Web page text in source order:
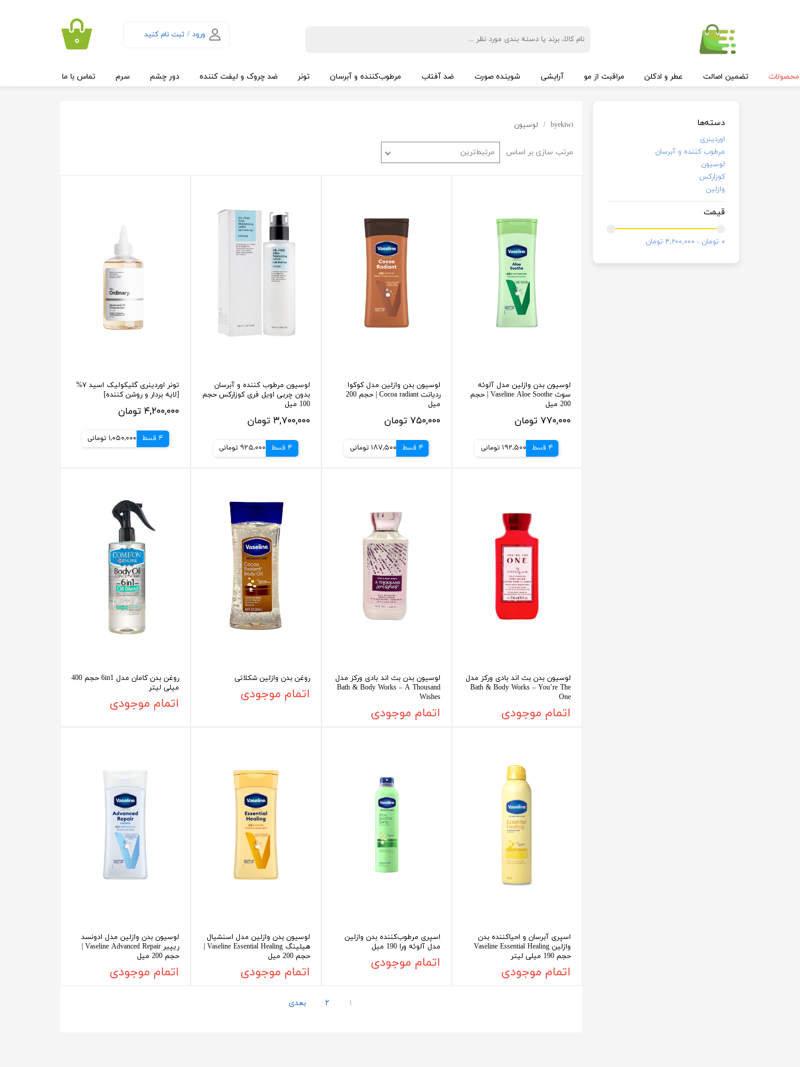
ورود / ثبت نام کنید
تغییر گذر واژه
۰
تضمین اصالت عطر و ادکلن مراقبت از مو آرایشی شوینده صورت ضد آفتاب مرطوب‌کننده و آبرسان تونر ضد چروک و لیفت کننده دور چشم سرم تماس با ما
دسته‌ها
اوردینری
مرطوب کننده و آبرسان
لوسیون
کوزارکس
وازلین
قیمت
۰ تومان - ۴,۲۰۰,۰۰۰ تومان
byekiwi لوسیون
مرتب سازی بر اساس مرتبط‌ترین
لوسیون بدن وازلین مدل آلوئه
سوث Vaseline Aloe Soothe | حجم
200 میل
۷۷۰,۰۰۰ تومان
4 قسط 192,500 تومانی
لوسیون بدن وازلین مدل کوکوا
ردیانت Cocoa radiant | حجم 200
میل
۷۵۰,۰۰۰ تومان
4 قسط 187,500 تومانی
لوسیون مرطوب کننده و آبرسان
بدون چربی اویل فری کوزارکس حجم
100 میل
۳,۷۰۰,۰۰۰ تومان
4 قسط 925,000 تومانی
تونر اوردینری گلیکولیک اسید ۷%
[لایه بردار و روشن کننده]
۴,۲۰۰,۰۰۰ تومان
4 قسط 1,050,000 تومانی
لوسیون بدن بث اند بادی ورکز مدل
Bath & Body Works – You’re The
One
اتمام موجودی
لوسیون بدن بث اند بادی ورکز مدل
Bath & Body Works – A Thousand
Wishes
اتمام موجودی
روغن بدن وازلین شکلاتی
اتمام موجودی
روغن بدن کامان مدل 6in1 حجم 400
میلی لیتر
اتمام موجودی
اسپری آبرسان و احیاکننده بدن
وازلین Vaseline Essential Healing
حجم 190 میلی لیتر
اتمام موجودی
اسپری مرطوب‌کننده بدن وازلین
مدل آلوئه ورا 190 میل
اتمام موجودی
لوسیون بدن وازلین مدل اسنشیال
حجم 200 میل
اتمام موجودی
لوسیون بدن وازلین مدل ادونسد
ریپیر Vaseline Advanced Repair |
حجم 200 میل
اتمام موجودی
۱ ۲ بعدی